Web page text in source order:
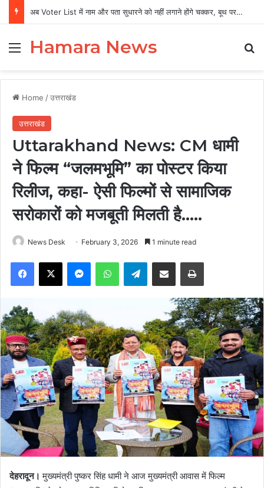
अब Voter List में नाम और पता सुधारने को नहीं लगाने होंगे चक्कर, बूथ पर ही हो जाएगा काम
MenuHamara News
Home /उत्तराखंड
उत्तराखंड
Uttarakhand News: CM धामी
ने फिल्म “जलमभूमि” का पोस्टर किया
रिलीज, कहा- ऐसी फिल्मों से सामाजिक
सरोकारों को मजबूती मिलती है…..
News Desk February 3, 2026 1 minute read
Facebook
X MessengerWhatsAppTelegramShare via Email Print
देहरादून।मुख्यमंत्री पुष्कर सिंह धामी ने आज मुख्यमंत्री आवास में फिल्म